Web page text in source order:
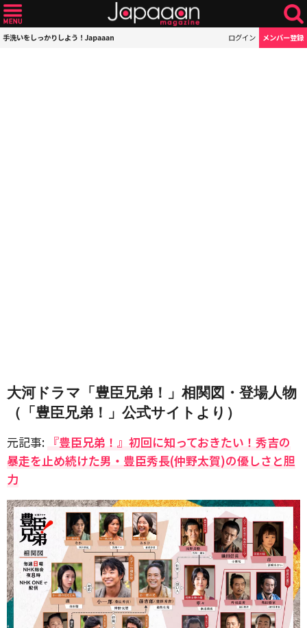
手洗いをしっかりしよう！Japaaan ログイン メンバー登録
大河ドラマ「豊臣兄弟！」相関図・登場人物
（「豊臣兄弟！」公式サイトより）
元記事: 『豊臣兄弟！』初回に知っておきたい！秀吉の
暴走を止め続けた男・豊臣秀長(仲野太賀)の優しさと胆
力